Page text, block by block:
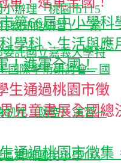
第66屆中小學科
學科、生活與應
！進軍全國！
通過桃園市徵集
辦理「桃園市115
教知能研習」一案
託國立嘉義大學特
國際學術研討會－國
韌性（防空）演習－
青埔國民小學115